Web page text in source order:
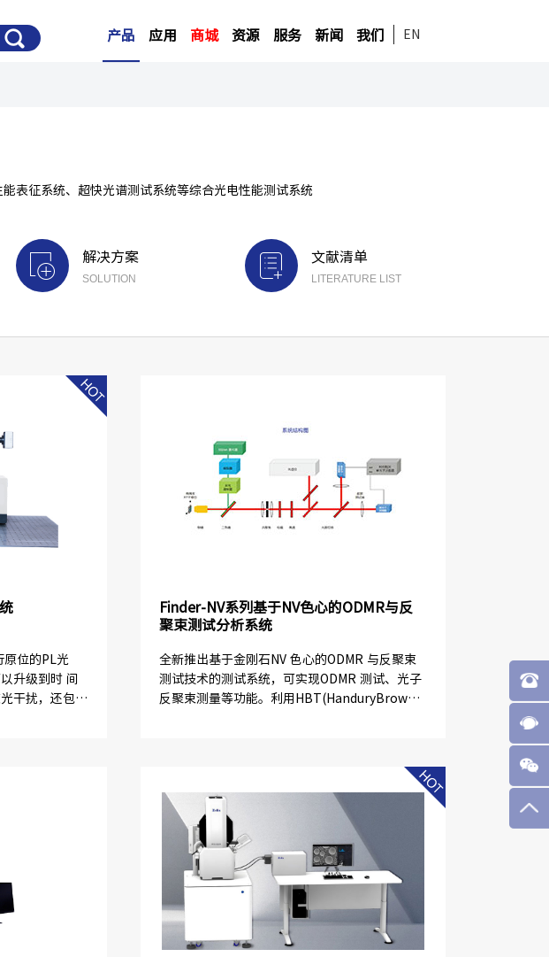
产品 应用 商城 资源 服务 新闻 我们 EN
表征系统、超快光谱测试系统等综合光电性能测试系统
解决方案
SOLUTION
文献清单
LITERATURE LIST
原位的PL光
升级到时 间
干扰，还包括
Finder-NV系列基于NV色心的ODMR与反
聚束测试分析系统
全新推出基于金刚石NV 色心的ODMR 与反聚束
测试技术的测试系统，可实现ODMR 测试、光子
反聚束测量等功能。利用HBT(HanduryBrown-